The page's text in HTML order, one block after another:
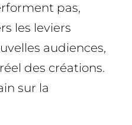
pas,
les leviers
audiences,
des créations.
sur la